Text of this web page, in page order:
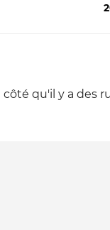
qu'il y a des